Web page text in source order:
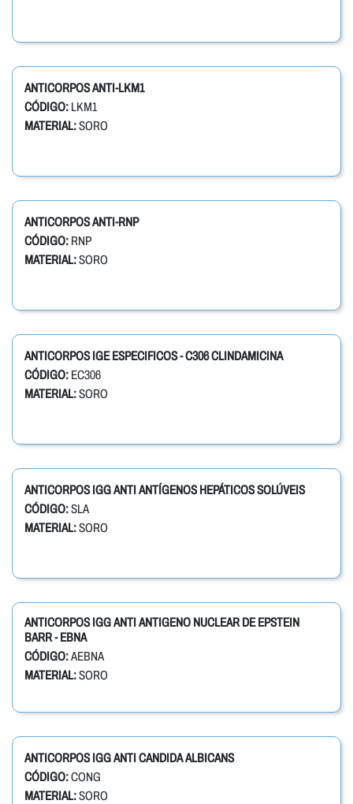
ANTICORPOS ANTI-LKM1
CÓDIGO: LKM1
MATERIAL:SORO
ANTICORPOS ANTI-RNP
CÓDIGO: RNP
MATERIAL:SORO
ANTICORPOS IGE ESPECIFICOS - C306 CLINDAMICINA
CÓDIGO: EC306
MATERIAL:SORO
ANTICORPOS IGG ANTI ANTÍGENOS HEPÁTICOS SOLÚVEIS
CÓDIGO:SLA
MATERIAL:SORO
ANTICORPOS IGG ANTI ANTIGENO NUCLEAR DE EPSTEIN
BARR - EBNA
CÓDIGO:AEBNA
MATERIAL:SORO
ANTICORPOS IGG ANTI CANDIDA ALBICANS
CÓDIGO:CONG
MATERIAL:SORO